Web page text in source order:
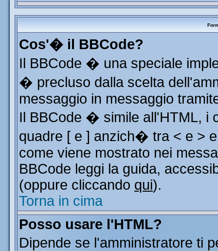
Cos'� il BBCode?
Il BBCode � una speciale
� precluso dalla scelta
messaggio in messaggio
Il BBCode � simile all'HTML, i
quadre [ e ] anzich� tra < e >
come viene mostrato nei
BBCode leggi la guida,
(oppure cliccando qui).
Torna in cima
Posso usare l'HTML?
Dipende se l'amministratore ti